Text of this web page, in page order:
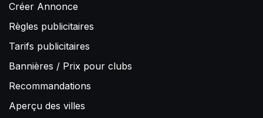
Créer Annonce
Règles publicitaires
Tarifs publicitaires
Bannières / Prix pour clubs
Recommandations
Aperçu des villes